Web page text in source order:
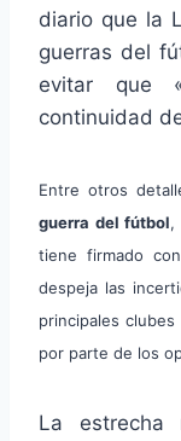
diario que la
guerras del
evitar que
continuidad
Entre otros
guerra del fútbol,
tiene firmado
despeja las
principales
por parte de los
La estrecha